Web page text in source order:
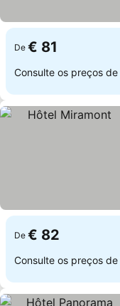
De € 81
Consulte os preços de
De € 82
Consulte os preços de